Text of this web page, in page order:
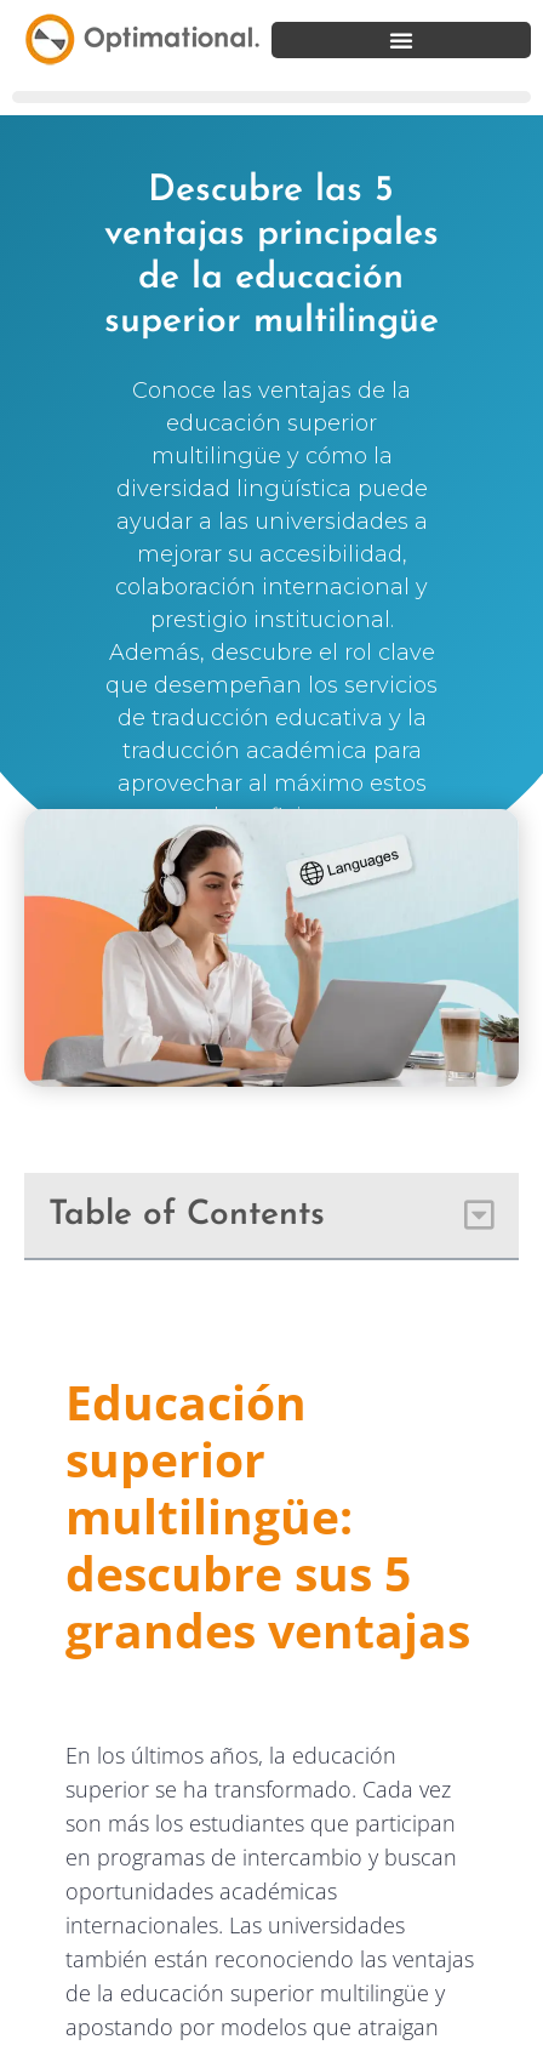
Descubre las 5
ventajas principales
de la educación
superior multilingüe
Conoce las ventajas de la
educación superior
multilingüe y cómo la
diversidad lingüística puede
ayudar a las universidades a
mejorar su accesibilidad,
colaboración internacional y
prestigio institucional.
Además, descubre el rol clave
que desempeñan los servicios
de traducción educativa y la
traducción académica para
aprovechar al máximo estos
beneficios.
ByLau Mazz
Table of Contents
Educación
superior
multilingüe:
descubre sus 5
grandes ventajas
En los últimos años, la educación
superior se ha transformado. Cada vez
son más los estudiantes que participan
en programas de intercambio y buscan
oportunidades académicas
internacionales. Las universidades
también están reconociendo las ventajas
de la educación superior multilingüe y
apostando por modelos que atraigan